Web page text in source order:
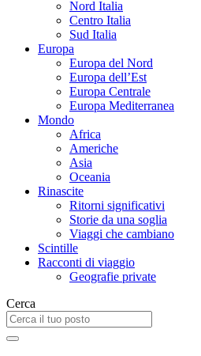
Nord Italia
Centro Italia
Sud Italia
Europa
Europa del Nord
Europa dell’Est
Europa Centrale
Europa Mediterranea
Mondo
Africa
Americhe
Asia
Oceania
Rinascite
Ritorni significativi
Storie da una soglia
Viaggi che cambiano
Scintille
Racconti di viaggio
Geografie private
Cerca